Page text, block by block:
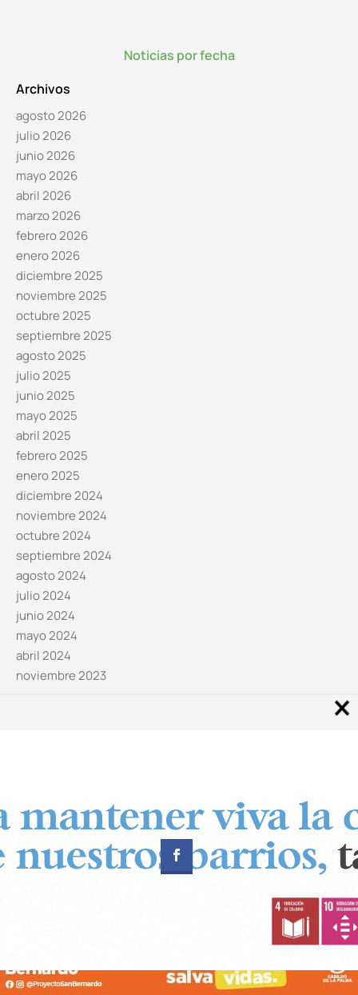
Noticias por fecha
Archivos
agosto 2026
julio 2026
junio 2026
mayo 2026
abril 2026
marzo 2026
febrero 2026
enero 2026
diciembre 2025
noviembre 2025
octubre 2025
septiembre 2025
agosto 2025
julio 2025
junio 2025
mayo 2025
abril 2025
febrero 2025
enero 2025
diciembre 2024
noviembre 2024
octubre 2024
septiembre 2024
agosto 2024
julio 2024
junio 2024
mayo 2024
abril 2024
noviembre 2023
© Copyright 2024 Canal 11 La Palma.